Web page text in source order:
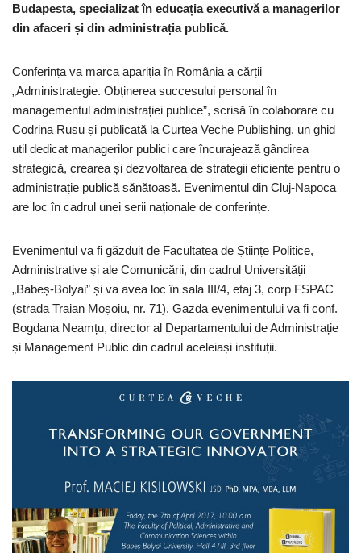
Budapesta, specializat în educația executivă a managerilor
din afaceri și din administrația publică.
Conferința va marca apariția în România a cărții
„Administrategie. Obținerea succesului personal în
managementul administrației publice”, scrisă în colaborare cu
Codrina Rusu și publicată la Curtea Veche Publishing, un ghid
util dedicat managerilor publici care încurajează gândirea
strategică, crearea și dezvoltarea de strategii eficiente pentru o
administrație publică sănătoasă. Evenimentul din Cluj-Napoca
are loc în cadrul unei serii naționale de conferințe.
Evenimentul va fi găzduit de Facultatea de Științe Politice,
Administrative și ale Comunicării, din cadrul Universității
„Babeș-Bolyai” și va avea loc în sala III/4, etaj 3, corp FSPAC
(strada Traian Moșoiu, nr. 71). Gazda evenimentului va fi conf.
Bogdana Neamțu, director al Departamentului de Administrație
și Management Public din cadrul aceleiași instituții.